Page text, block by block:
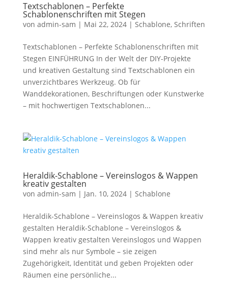
Textschablonen – Perfekte
Schablonenschriften mit Stegen
von admin-sam | Mai 22, 2024| Schablone, Schriften
Textschablonen – Perfekte Schablonenschriften mit
Stegen EINFÜHRUNG In der Welt der DIY-Projekte
und kreativen Gestaltung sind Textschablonen ein
unverzichtbares Werkzeug. Ob für
Wanddekorationen, Beschriftungen oder Kunstwerke
– mit hochwertigen Textschablonen...
Heraldik-Schablone – Vereinslogos & Wappen
kreativ gestalten
von admin-sam | Jan. 10, 2024| Schablone
Heraldik-Schablone – Vereinslogos & Wappen kreativ
gestalten Heraldik-Schablone – Vereinslogos &
Wappen kreativ gestalten Vereinslogos und Wappen
sind mehr als nur Symbole – sie zeigen
Zugehörigkeit, Identität und geben Projekten oder
Räumen eine persönliche...